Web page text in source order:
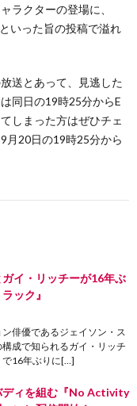
ラクターの登場に、
いった旨の投稿で溢れ
送とあって、見逃した
同日の19時25分からE
しまった方はぜひチェ
月20日の19時25分から
イ・リッチーが16年ぶ
ック』
俳優であるジェイソン・ス
成で知られるガイ・リッチ
で16年ぶりに[…]
ディを組む『No Activity